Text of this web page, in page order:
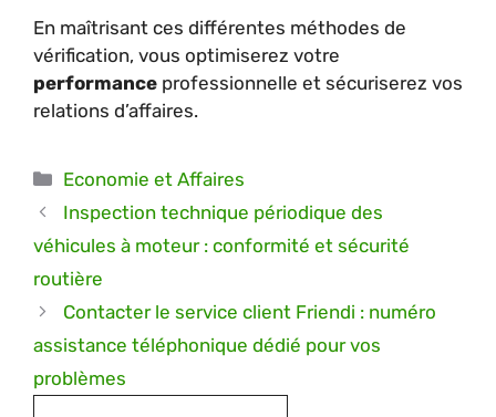
En maîtrisant ces différentes méthodes de
vérification, vous optimiserez votre
performance professionnelle et sécuriserez vos
relations d’affaires.
Catégories
Economie et Affaires
Inspection technique périodique des
véhicules à moteur : conformité et sécurité
routière
Contacter le service client Friendi : numéro
assistance téléphonique dédié pour vos
problèmes